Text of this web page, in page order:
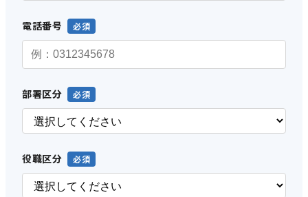
電話番号
部署区分
役職区分